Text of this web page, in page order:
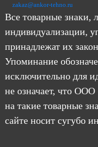
zakaz@ankor-tehno.ru
Все товарные знаки,
индивидуализации,
принадлежат их
Упоминание
исключительно для
не означает, что
на такие товарные
сайте носит сугубо